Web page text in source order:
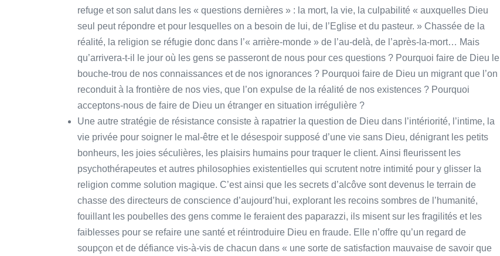
refuge et son salut dans les « questions dernières » : la mort, la vie, la culpabilité « auxquelles Dieu
seul peut répondre et pour lesquelles on a besoin de lui, de l’Eglise et du pasteur. » Chassée de la
réalité, la religion se réfugie donc dans l’« arrière-monde » de l’au-delà, de l’après-la-mort… Mais
qu’arrivera-t-il le jour où les gens se passeront de nous pour ces questions ? Pourquoi faire de Dieu le
bouche-trou de nos connaissances et de nos ignorances ? Pourquoi faire de Dieu un migrant que l’on
reconduit à la frontière de nos vies, que l’on expulse de la réalité de nos existences ? Pourquoi
acceptons-nous de faire de Dieu un étranger en situation irrégulière ?
Une autre stratégie de résistance consiste à rapatrier la question de Dieu dans l’intériorité, l’intime, la
vie privée pour soigner le mal-être et le désespoir supposé d’une vie sans Dieu, dénigrant les petits
bonheurs, les joies séculières, les plaisirs humains pour traquer le client. Ainsi fleurissent les
psychothérapeutes et autres philosophies existentielles qui scrutent notre intimité pour y glisser la
religion comme solution magique. C’est ainsi que les secrets d’alcôve sont devenus le terrain de
chasse des directeurs de conscience d’aujourd’hui, explorant les recoins sombres de l’humanité,
fouillant les poubelles des gens comme le feraient des paparazzi, ils misent sur les fragilités et les
faiblesses pour se refaire une santé et réintroduire Dieu en fraude. Elle n’offre qu’un regard de
soupçon et de défiance vis-à-vis de chacun dans « une sorte de satisfaction mauvaise de savoir que